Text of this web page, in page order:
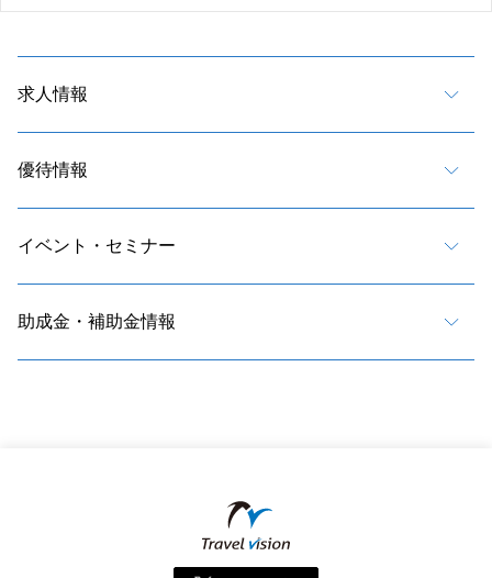
求人情報
優待情報
イベント・セミナー
助成金・補助金情報